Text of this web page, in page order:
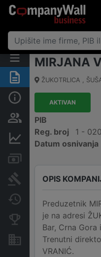
Sažetak
Osobe i vlasništvo
Finansijski podaci
Arhiva sudskih
Promjene
Konkurentne
Nekretnine i imovina
MIRJANA
ŽUKOTRLICA ,
AKTIVAN
PIB
Reg. broj
1 -
Datum osnivanja
OPIS
Preduzetnik
je na adresi
Bar, Crna
Trenutni
VRANIĆ.